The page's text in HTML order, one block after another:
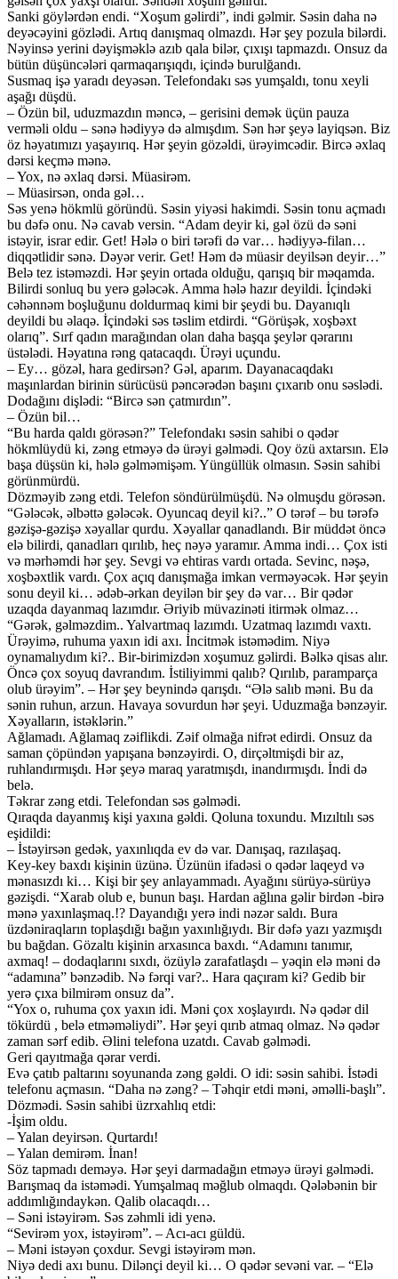
Sanki göylərdən endi. “Xoşum gəlirdi”, indi gəlmir. Səsin daha nə
deyəcəyini gözlədi. Artıq danışmaq olmazdı. Hər şey pozula bilərdi.
Nəyinsə yerini dəyişməklə azıb qala bilər, çıxışı tapmazdı. Onsuz da
bütün düşüncələri qarmaqarışıqdı, içində burulğandı.
Susmaq işə yaradı deyəsən. Telefondakı səs yumşaldı, tonu xeyli
aşağı düşdü.
– Özün bil, uduzmazdın məncə, – gerisini demək üçün pauza
verməli oldu – sənə hədiyyə də almışdım. Sən hər şeyə layiqsən. Biz
öz həyatımızı yaşayırıq. Hər şeyin gözəldi, ürəyimcədir. Bircə əxlaq
dərsi keçmə mənə.
– Yox, nə əxlaq dərsi. Müasirəm.
– Müasirsən, onda gəl…
Səs yenə hökmlü göründü. Səsin yiyəsi hakimdi. Səsin tonu açmadı
bu dəfə onu. Nə cavab versin. “Adam deyir ki, gəl özü də səni
istəyir, israr edir. Get! Hələ o biri tərəfi də var… hədiyyə-filan…
diqqətlidir sənə. Dəyər verir. Get! Həm də müasir deyilsən deyir…”
Belə tez istəməzdi. Hər şeyin ortada olduğu, qarışıq bir məqamda.
Bilirdi sonluq bu yerə gələcək. Amma hələ hazır deyildi. İçindəki
cəhənnəm boşluğunu doldurmaq kimi bir şeydi bu. Dayanıqlı
deyildi bu əlaqə. İçindəki səs təslim etdirdi. “Görüşək, xoşbəxt
olarıq”. Sırf qadın marağından olan daha başqa şeylər qərarını
üstələdi. Həyatına rəng qatacaqdı. Ürəyi uçundu.
– Ey… gözəl, hara gedirsən? Gəl, aparım. Dayanacaqdakı
maşınlardan birinin sürücüsü pəncərədən başını çıxarıb onu səslədi.
Dodağını dişlədi: “Bircə sən çatmırdın”.
– Özün bil…
“Bu harda qaldı görəsən?” Telefondakı səsin sahibi o qədər
hökmlüydü ki, zəng etməyə də ürəyi gəlmədi. Qoy özü axtarsın. Elə
başa düşsün ki, hələ gəlməmişəm. Yüngüllük olmasın. Səsin sahibi
görünmürdü.
Dözməyib zəng etdi. Telefon söndürülmüşdü. Nə olmuşdu görəsən.
“Gələcək, əlbəttə gələcək. Oyuncaq deyil ki?..” O tərəf – bu tərəfə
gəzişə-gəzişə xəyallar qurdu. Xəyallar qanadlandı. Bir müddət öncə
elə bilirdi, qanadları qırılıb, heç nəyə yaramır. Amma indi… Çox isti
və mərhəmdi hər şey. Sevgi və ehtiras vardı ortada. Sevinc, nəşə,
xoşbəxtlik vardı. Çox açıq danışmağa imkan verməyəcək. Hər şeyin
sonu deyil ki… ədəb-ərkan deyilən bir şey də var… Bir qədər
uzaqda dayanmaq lazımdır. Əriyib müvazinəti itirmək olmaz…
“Gərək, gəlməzdim.. Yalvartmaq lazımdı. Uzatmaq lazımdı vaxtı.
Ürəyimə, ruhuma yaxın idi axı. İncitmək istəmədim. Niyə
oynamalıydım ki?.. Bir-birimizdən xoşumuz gəlirdi. Bəlkə qisas alır.
Öncə çox soyuq davrandım. İstiliyimmi qalıb? Qırılıb, paramparça
olub ürəyim”. – Hər şey beynində qarışdı. “Ələ salıb məni. Bu da
sənin ruhun, arzun. Havaya sovurdun hər şeyi. Uduzmağa bənzəyir.
Xəyalların, istəklərin.”
Ağlamadı. Ağlamaq zəiflikdi. Zəif olmağa nifrət edirdi. Onsuz da
saman çöpündən yapışana bənzəyirdi. O, dirçəltmişdi bir az,
ruhlandırmışdı. Hər şeyə maraq yaratmışdı, inandırmışdı. İndi də
belə.
Təkrar zəng etdi. Telefondan səs gəlmədi.
Qıraqda dayanmış kişi yaxına gəldi. Qoluna toxundu. Mızıltılı səs
eşidildi:
– İstəyirsən gedək, yaxınlıqda ev də var. Danışaq, razılaşaq.
Key-key baxdı kişinin üzünə. Üzünün ifadəsi o qədər laqeyd və
mənasızdı ki… Kişi bir şey anlayammadı. Ayağını sürüyə-sürüyə
gəzişdi. “Xarab olub e, bunun başı. Hardan ağlına gəlir birdən -birə
mənə yaxınlaşmaq.!? Dayandığı yerə indi nəzər saldı. Bura
üzdəniraqların toplaşdığı bağın yaxınlığıydı. Bir dəfə yazı yazmışdı
bu bağdan. Gözaltı kişinin arxasınca baxdı. “Adamını tanımır,
axmaq! – dodaqlarını sıxdı, özüylə zarafatlaşdı – yəqin elə məni də
“adamına” bənzədib. Nə fərqi var?.. Hara qaçıram ki? Gedib bir
yerə çıxa bilmirəm onsuz da”.
“Yox o, ruhuma çox yaxın idi. Məni çox xoşlayırdı. Nə qədər dil
tökürdü , belə etməməliydi”. Hər şeyi qırıb atmaq olmaz. Nə qədər
zaman sərf edib. Əlini telefona uzatdı. Cavab gəlmədi.
Geri qayıtmağa qərar verdi.
Evə çatıb paltarını soyunanda zəng gəldi. O idi: səsin sahibi. İstədi
telefonu açmasın. “Daha nə zəng? – Təhqir etdi məni, əməlli-başlı”.
Dözmədi. Səsin sahibi üzrxahlıq etdi:
-İşim oldu.
– Yalan deyirsən. Qurtardı!
– Yalan demirəm. İnan!
Söz tapmadı deməyə. Hər şeyi darmadağın etməyə ürəyi gəlmədi.
Barışmaq da istəmədi. Yumşalmaq məğlub olmaqdı. Qələbənin bir
addımlığındaykən. Qalib olacaqdı…
– Səni istəyirəm. Səs zəhmli idi yenə.
“Sevirəm yox, istəyirəm”. – Acı-acı güldü.
– Məni istəyən çoxdur. Sevgi istəyirəm mən.
Niyə dedi axı bunu. Dilənçi deyil ki… O qədər sevəni var. – “Elə